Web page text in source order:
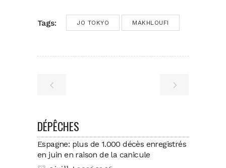
Tags: JO TOKYO MAKHLOUFI
DÉPÊCHES
Espagne: plus de 1.000 décès enregistrés
en juin en raison de la canicule